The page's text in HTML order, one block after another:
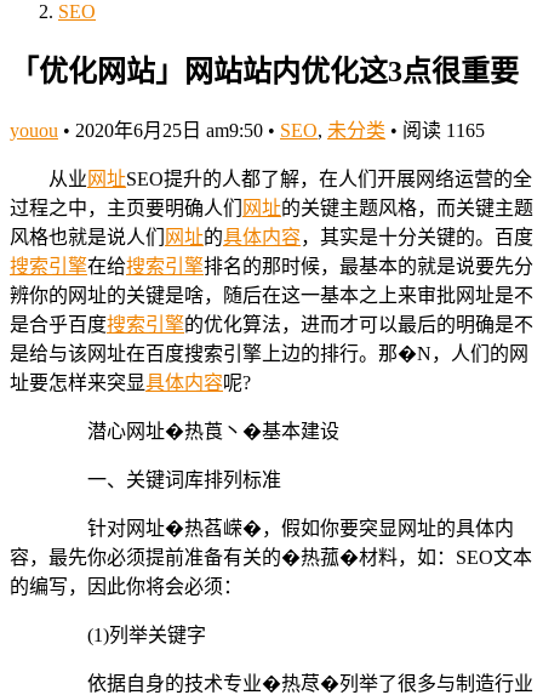
SEO
「优化网站」网站站内优化这3点很重要
youou • 2020年6月25日 am9:50 • SEO, 未分类 • 阅读 1165
从业 网址SEO提升的人都了解，在人们开展网络运营的全
过程之中，主页要明确人们 网址的关键主题风格，而关键主题
风格也就是说人们 网址的具体内容，其实是十分关键的。百度
搜索引擎在给搜索引擎排名的那时候，最基本的就是说要先分
辨你的网址的关键是啥，随后在这一基本之上来审批网址是不
是合乎百度搜索引擎的优化算法，进而才可以最后的明确是不
是给与该网址在百度搜索引擎上边的排行。那�N，人们的网
址要怎样来突显具体内容呢?
潜心网址�热莨丶�基本建设
一、关键词库排列标准
针对网址�热萏嵘�，假如你要突显网址的具体内
容，最先你必须提前准备有关的�热菰�材料，如：SEO文本
的编写，因此你将会必须：
(1)列举关键字
依据自身的技术专业�热荩�列举了很多与制造行业